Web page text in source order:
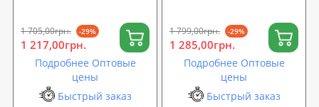
1 705,00грн. -29%
1 217,00грн.
Подробнее Оптовые
цены
Быстрый заказ
1 799,00грн. -29%
1 285,00грн.
Подробнее Оптовые
цены
Быстрый заказ